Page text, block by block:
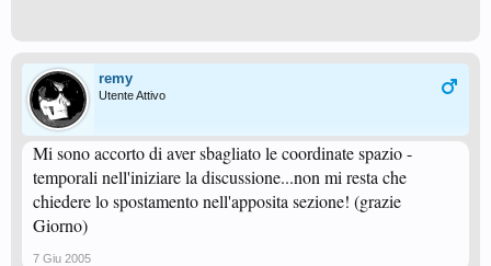
remy
Utente Attivo
Mi sono accorto di aver sbagliato le coordinate spazio -
temporali nell'iniziare la discussione...non mi resta che
chiedere lo spostamento nell'apposita sezione! (grazie
Giorno)
7 Giu 2005